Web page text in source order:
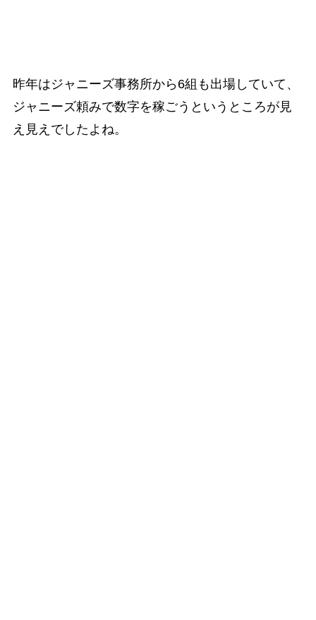
昨年はジャニーズ事務所から6組も出場していて、
ジャニーズ頼みで数字を稼ごうというところが見
え見えでしたよね。